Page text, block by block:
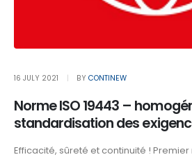
16 JULY 2021 BY CONTINEW
Norme ISO 19443 –
standardisation des
Efficacité, sûreté et continuité !